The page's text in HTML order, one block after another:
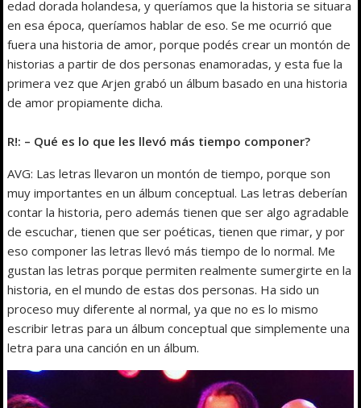
edad dorada holandesa, y queríamos que la historia se situara
en esa época, queríamos hablar de eso. Se me ocurrió que
fuera una historia de amor, porque podés crear un montón de
historias a partir de dos personas enamoradas, y esta fue la
primera vez que Arjen grabó un álbum basado en una historia
de amor propiamente dicha.
R!: – Qué es lo que les llevó más tiempo componer?
AVG: Las letras llevaron un montón de tiempo, porque son
muy importantes en un álbum conceptual. Las letras deberían
contar la historia, pero además tienen que ser algo agradable
de escuchar, tienen que ser poéticas, tienen que rimar, y por
eso componer las letras llevó más tiempo de lo normal. Me
gustan las letras porque permiten realmente sumergirte en la
historia, en el mundo de estas dos personas. Ha sido un
proceso muy diferente al normal, ya que no es lo mismo
escribir letras para un álbum conceptual que simplemente una
letra para una canción en un álbum.